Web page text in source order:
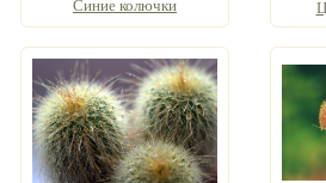
Синие колючки